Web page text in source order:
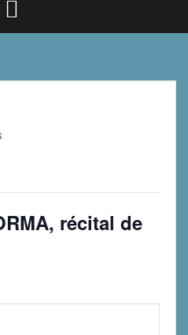
récital de